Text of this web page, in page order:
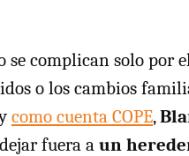
se complican solo por
o los cambios
como cuenta COPE,
fuera a un